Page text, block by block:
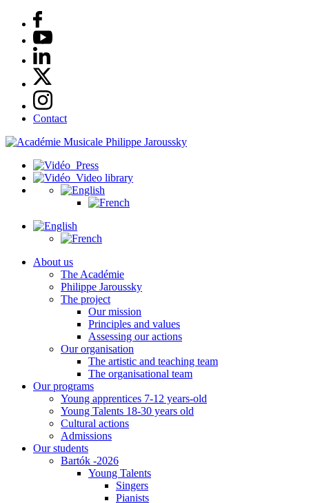
Contact
Press
Video library
About us
The Académie
Philippe Jaroussky
The project
Our mission
Principles and values
Assessing our actions
Our organisation
The artistic and teaching team
The organisational team
Our programs
Young apprentices 7-12 years-old
Young Talents 18-30 years old
Cultural actions
Admissions
Our students
Bartók -2026
Young Talents
Singers
Pianists